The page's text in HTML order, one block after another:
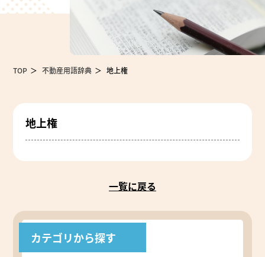
TOP 不動産用語辞典 地上権
地上権
一覧に戻る
カテゴリから探す